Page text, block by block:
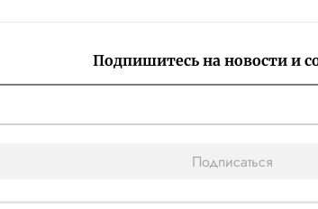
Подпишитесь на новости и
Подписаться